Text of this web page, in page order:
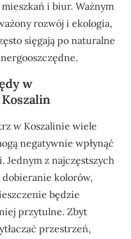
i biur. Ważnym
rozwój i ekologia,
sięgają po naturalne
w
w Koszalinie wiele
negatywnie wpłynąć
Jednym z najczęstszych
kolorów,
będzie
przytulne. Zbyt
przestrzeń,